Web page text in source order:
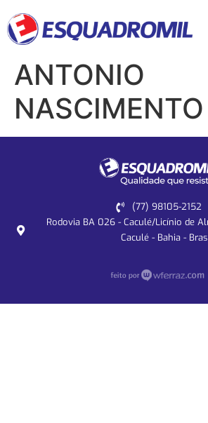
ANTONIO
(77) 98105-2152
Rodovia BA 026 - Caculé/Licínio de
Caculé - Bahia -